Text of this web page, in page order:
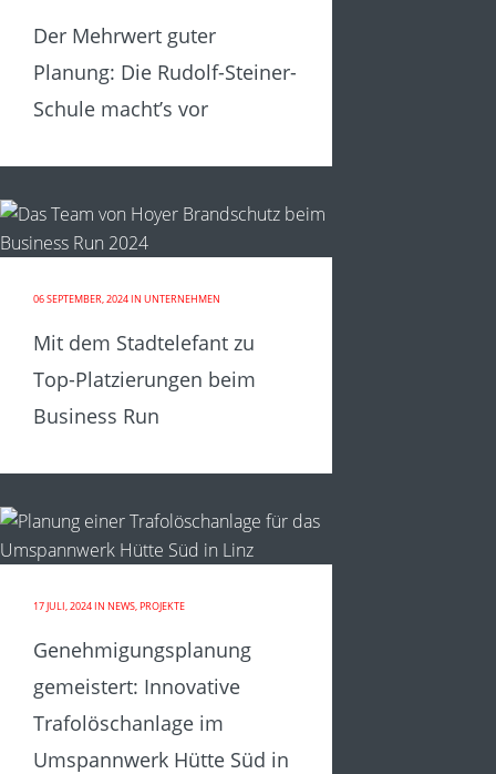
Der Mehrwert guter
Planung: Die Rudolf-Steiner-
Schule macht’s vor
06 SEPTEMBER, 2024IN UNTERNEHMEN
Mit dem Stadtelefant zu
Top-Platzierungen beim
Business Run
17 JULI, 2024IN NEWS,PROJEKTE
Genehmigungsplanung
gemeistert: Innovative
Trafolöschanlage im
Umspannwerk Hütte Süd in